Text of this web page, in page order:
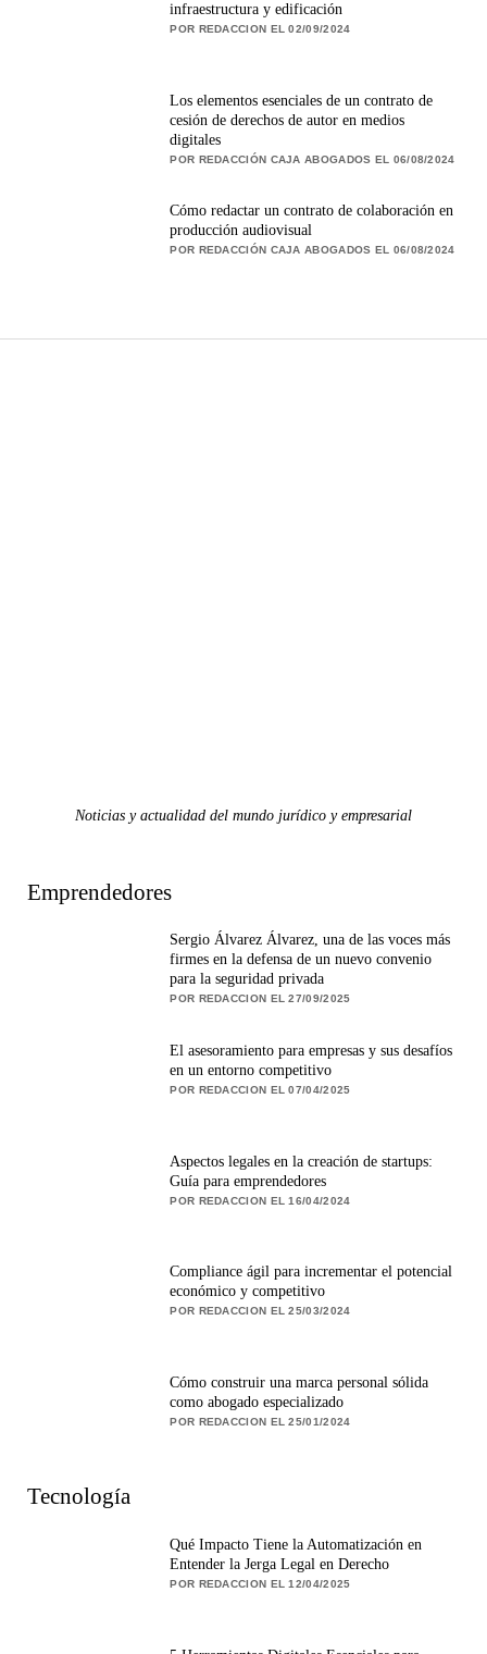
infraestructura y edificación
POR REDACCION EL 02/09/2024
Los elementos esenciales de un contrato de
cesión de derechos de autor en medios
digitales
POR REDACCIÓN CAJA ABOGADOS EL 06/08/2024
Cómo redactar un contrato de colaboración en
producción audiovisual
POR REDACCIÓN CAJA ABOGADOS EL 06/08/2024
Noticias y actualidad del mundo jurídico y empresarial
Emprendedores
Sergio Álvarez Álvarez, una de las voces más
firmes en la defensa de un nuevo convenio
para la seguridad privada
POR REDACCION EL 27/09/2025
El asesoramiento para empresas y sus desafíos
en un entorno competitivo
POR REDACCION EL 07/04/2025
Aspectos legales en la creación de startups:
Guía para emprendedores
POR REDACCION EL 16/04/2024
Compliance ágil para incrementar el potencial
económico y competitivo
POR REDACCION EL 25/03/2024
Cómo construir una marca personal sólida
como abogado especializado
POR REDACCION EL 25/01/2024
Tecnología
Qué Impacto Tiene la Automatización en
Entender la Jerga Legal en Derecho
POR REDACCION EL 12/04/2025